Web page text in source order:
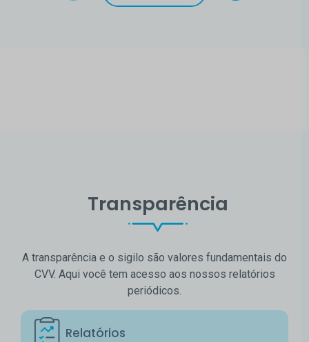
Transparência
A transparência e o sigilo são valores fundamentais do
CVV. Aqui você tem acesso aos nossos relatórios
periódicos.
Relatórios